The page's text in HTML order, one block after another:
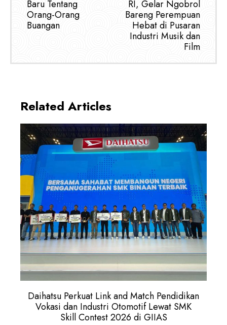
Baru Tentang
Orang-Orang
Buangan
RI, Gelar Ngobrol
Bareng Perempuan
Hebat di Pusaran
Industri Musik dan
Film
Related Articles
Daihatsu Perkuat Link and Match Pendidikan
Vokasi dan Industri Otomotif Lewat SMK
Skill Contest 2026 di GIIAS